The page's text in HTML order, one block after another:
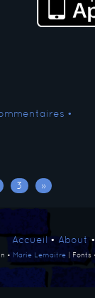
•
3 »
Accueil• About
• Marie Lemaitre | Fonts